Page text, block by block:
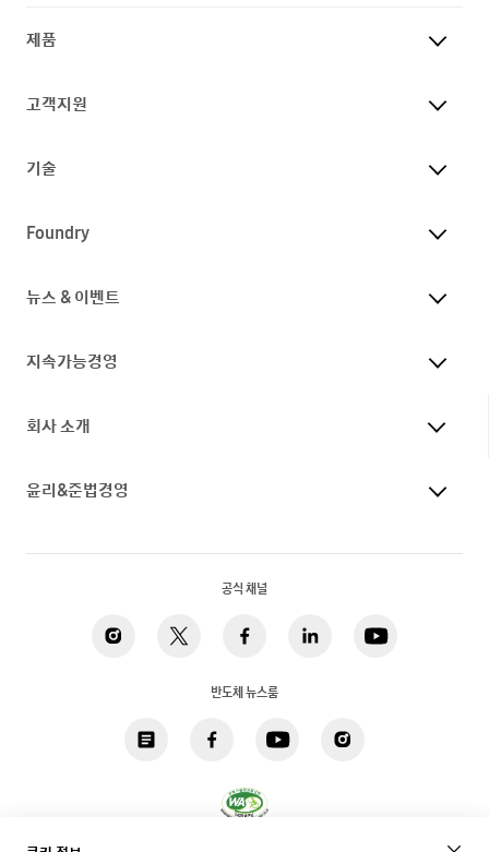
제품
고객지원
기술
Foundry
뉴스 & 이벤트
지속가능경영
회사 소개
윤리&준법경영
공식 채널
반도체 뉴스룸